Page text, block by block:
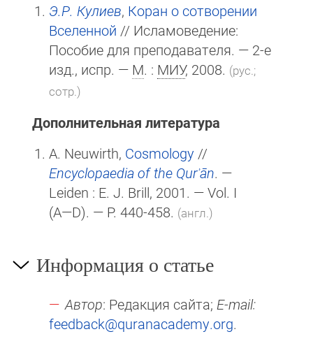
Э.Р. Кулиев, Коран о сотворении
Вселенной // Исламоведение:
Пособие для преподавателя. — 2-е
изд., испр. — М. : МИУ, 2008. (рус.;
сотр.)
Дополнительная литература
A. Neuwirth, Cosmology //
Encyclopaedia of the Qurʾān. —
Leiden : E. J. Brill, 2001. — Vol. I
(A—D). — P. 440-458. (англ.)
Информация о статье
Автор: Редакция сайта; E-mail:
feedback@quranacademy.org.